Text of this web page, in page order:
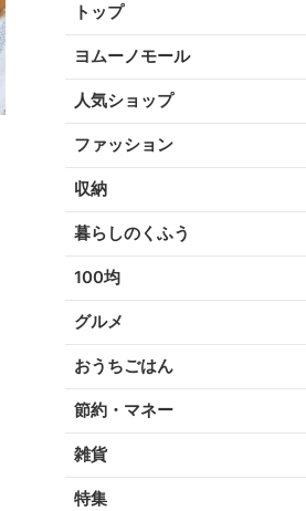
トップ
ヨムーノモール
人気ショップ
ファッション
収納
暮らしのくふう
100均
グルメ
おうちごはん
節約・マネー
雑貨
特集